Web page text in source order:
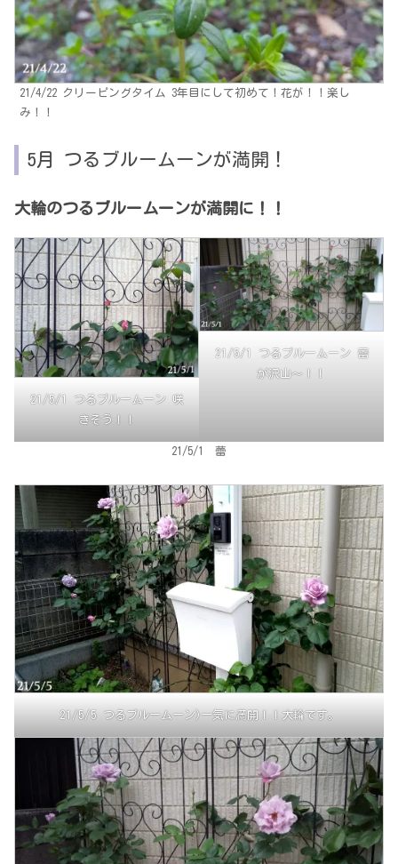
21/4/22 クリーピングタイム 3年目にして初めて！花が！！楽し
み！！
5月 つるブルームーンが満開！
大輪のつるブルームーンが満開に！！
21/5/1 つるブルームーン 咲
きそう！！
21/5/1 つるブルームーン 蕾
が沢山～！！
21/5/1 蕾
21/5/5 つるブルームーン)一気に満開！！大輪です。